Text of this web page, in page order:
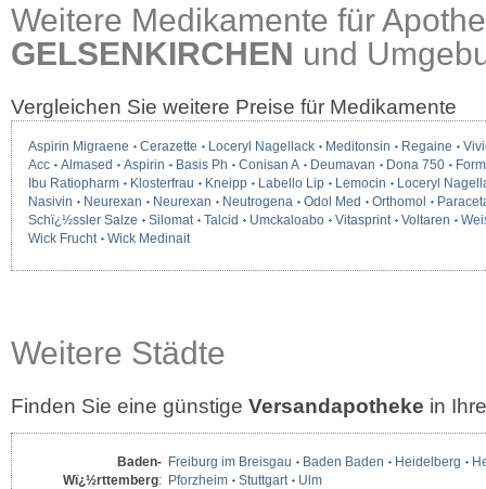
Weitere Medikamente für
GELSENKIRCHEN und
Vergleichen Sie weitere Preise für Medikamente
Aspirin Migraene Cerazette Loceryl Nagellack Meditonsin Regaine
Acc
Almased Aspirin Basis Ph Conisan A Deumavan Dona 750
Ibu Ratiopharm
Klosterfrau Kneipp Labello Lip Lemocin
Loceryl
Nasivin
Neurexan Neurexan Neutrogena Odol Med Orthomol
Schï¿½ssler Salze
Silomat Talcid Umckaloabo Vitasprint Voltaren
Wick Frucht
Wick Medinait
Weitere Städte
Finden Sie eine günstige Versandapotheke in
Baden-
Wï¿½rttemberg:
Freiburg im Breisgau Baden Baden Heidelberg
Pforzheim
Stuttgart
Ulm